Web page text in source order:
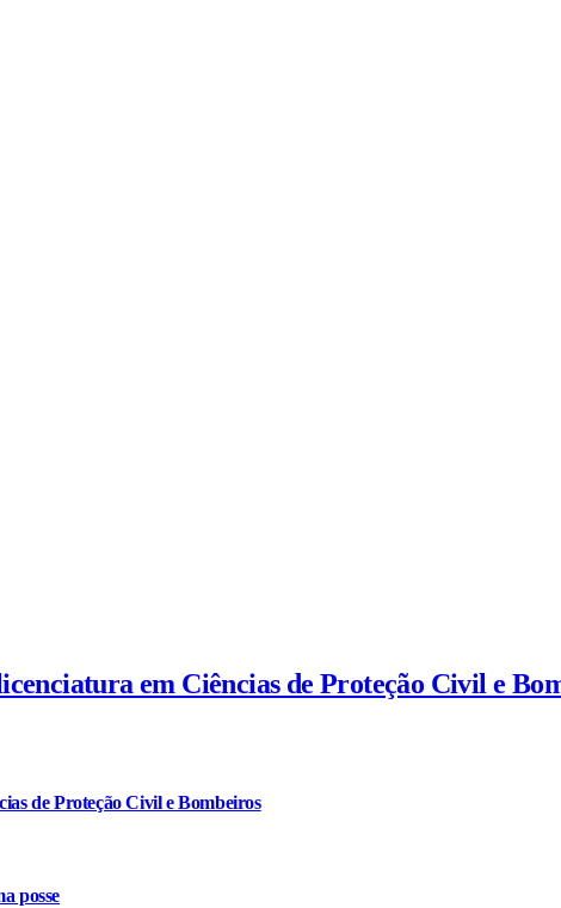
em Ciências de Proteção Civil e
de Proteção Civil e Bombeiros
posse